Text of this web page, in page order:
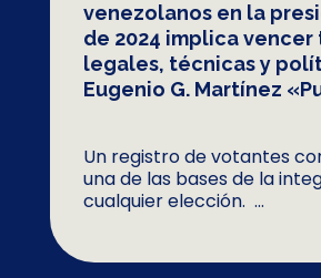
venezolanos en la
de 2024 implica vencer
legales, técnicas y
Eugenio G. Martínez
Un registro de votantes
una de las bases de la
cualquier elección. ...